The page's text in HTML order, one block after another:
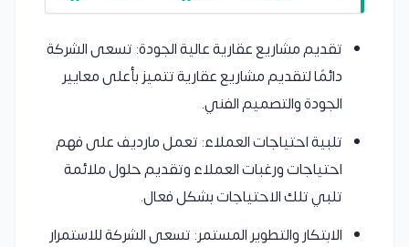
تقديم مشاريع عقارية عالية الجودة: تسعى الشركة
دائمًا لتقديم مشاريع عقارية تتميز بأعلى معايير
الجودة والتصميم الفني.
تلبية احتياجات العملاء: تعمل مارديف على فهم
احتياجات ورغبات العملاء وتقديم حلول ملائمة
تلبي تلك الاحتياجات بشكل فعال.
الابتكار والتطوير المستمر: تسعى الشركة للاستمرار